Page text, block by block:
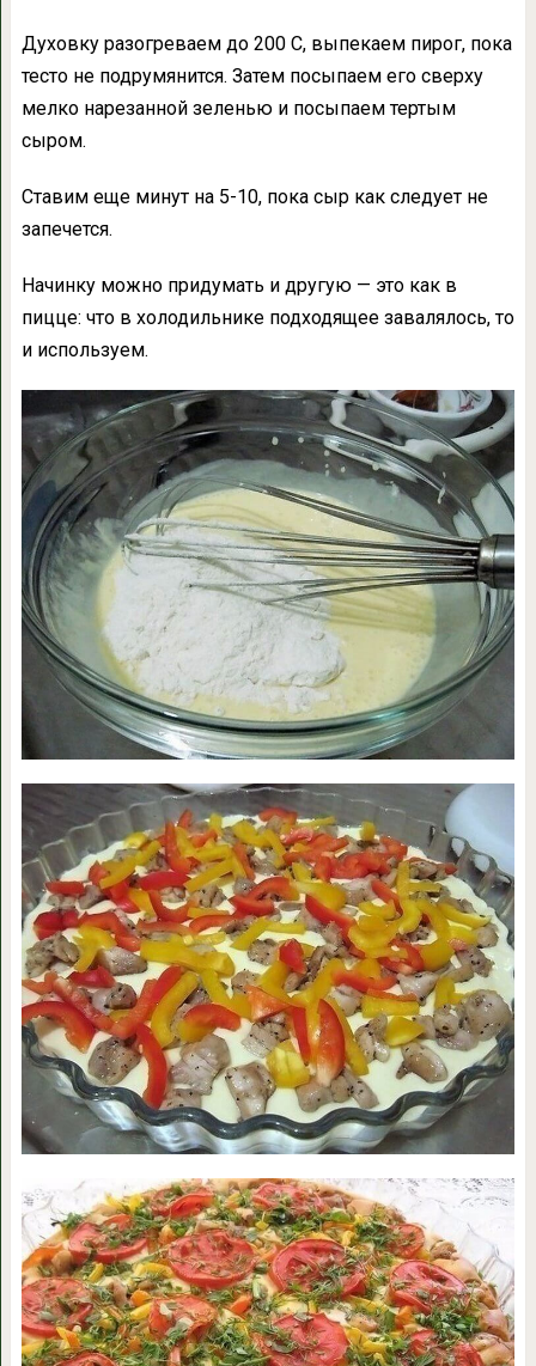
Духовку разогреваем до 200 С, выпекаем пирог, пока
тесто не подрумянится. Затем посыпаем его сверху
мелко нарезанной зеленью и посыпаем тертым
сыром.
Ставим еще минут на 5-10, пока сыр как следует не
запечется.
Начинку можно придумать и другую — это как в
пицце: что в холодильнике подходящее завалялось, то
и используем.